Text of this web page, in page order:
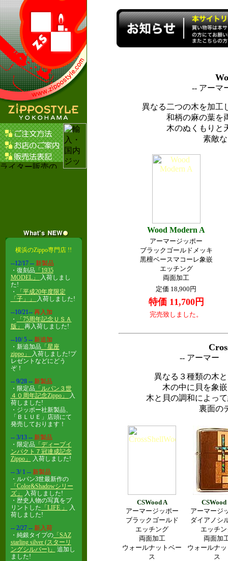
横浜のZippo専門店 !!
--12/17 -- 新製品
・復刻品 「1935
MODEL」
入荷しまし
た!
・
「平成20年度限定
「子」」
入荷しました!
--10/21-- 再入加
・
「75周年記念ＵＳＡ
版」 再入荷しました!
--10/ 5 -- 新追加
・新追加品 「星座
zippo」
入荷しました!プ
レゼントなどにどう
ぞ！
-- 9/28 -- 新製品
・限定品 「ルパン３世
４０周年記念Zippo」
入
荷しました!
・ジッポー社新製品、
「ＢＬＵＥ」店頭にて
発売しております！
-- 3/13 -- 新製品
・限定品 「ディープイ
ンパクト７冠達成記念
Zippo」
入荷しました!
-- 3/ 1 -- 新製品
・ルパン3世最新作の
「Color&Shadowシリー
ズ」
入荷しました!
・歴史人物の写真をプ
リントした 「LIFE 」
入
荷しました!
-- 2/27 -- 新入荷
・純銀タイプの「SAZ
starling silver (スターリ
ングシルバー)」
追加し
ました!
-- アーマ
異なる二つの木を加工
和柄の麻の葉を
木のぬくもりと
素敵
Wood Modern A
アーマージッポー
ブラックゴールドメッキ
黒檀ベースマコーレ象嵌
エッチング
両面加工
定価 18,900円
特価 11,700円
完売致しました。
-- アーマー
異なる３種類の木
木の中に貝を象
木と貝の調和によっ
裏面の
CSWood A
アーマージッポー
ブラックゴールド
エッチング
両面加工
ウォールナットベー
ス
CSWood
アーマージ
ダイアノシ
エッチ
両面加
ウォールナ
ス